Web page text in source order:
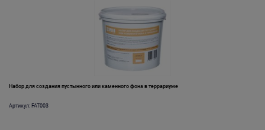
Набор для создания пустынного или каменного фона в террариуме
Артикул: FAT003